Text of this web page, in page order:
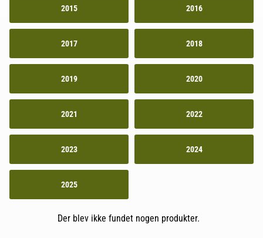
2015 2016
2017 2018
2019 2020
2021 2022
2023 2024
2025
Der blev ikke fundet nogen produkter.